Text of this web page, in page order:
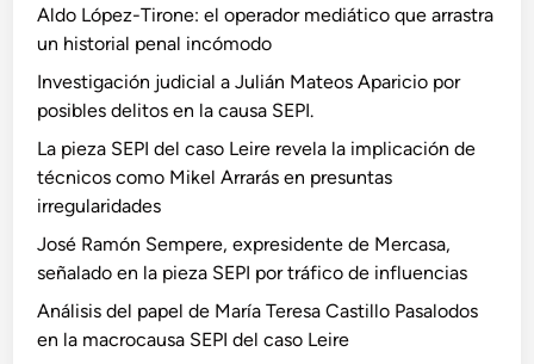
Aldo López-Tirone: el operador mediático que arrastra
un historial penal incómodo
Investigación judicial a Julián Mateos Aparicio por
posibles delitos en la causa SEPI.
La pieza SEPI del caso Leire revela la implicación de
técnicos como Mikel Arrarás en presuntas
irregularidades
José Ramón Sempere, expresidente de Mercasa,
señalado en la pieza SEPI por tráfico de influencias
Análisis del papel de María Teresa Castillo Pasalodos
en la macrocausa SEPI del caso Leire